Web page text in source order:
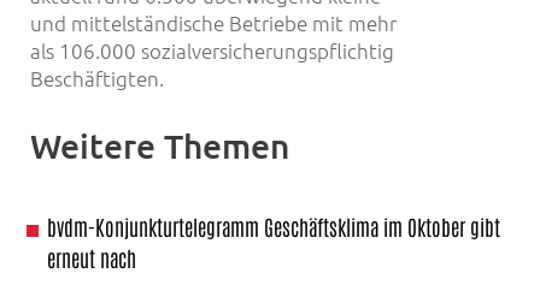
und mittelständische Betriebe mit mehr
als 106.000 sozialversicherungspflichtig
Beschäftigten.
Weitere Themen
bvdm-Konjunkturtelegramm Geschäftsklima im Oktober gibt
erneut nach